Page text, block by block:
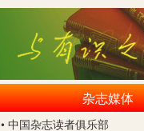
杂志媒体
• 中国杂志读者俱乐部